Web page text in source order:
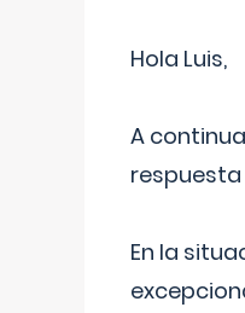
Hola Luis,
A
En la